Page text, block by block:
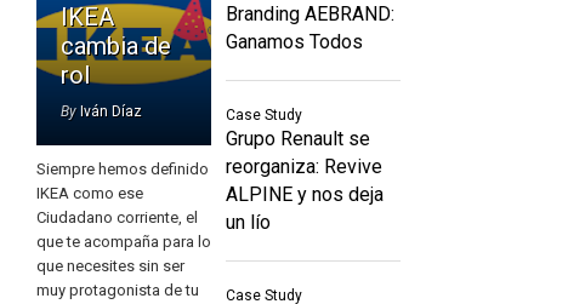
IKEA
cambia de
rol
By Iván Díaz
Siempre hemos definido
IKEA como ese
Ciudadano corriente, el
que te acompaña para lo
que necesites sin ser
muy protagonista de tu
Branding AEBRAND:
Ganamos Todos
Case Study
Grupo Renault se
reorganiza: Revive
ALPINE y nos deja
un lío
Case Study